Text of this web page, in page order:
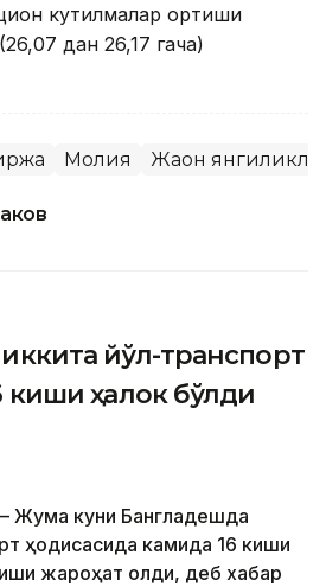
кутилмалар ортиши
дан 26,17 гача)
Молия Жаҳон
йўл-транспорт
киши ҳалок бўлди
Жума куни Бангладешда
ҳодисасида камида 16 киши
жароҳат олди, деб хабар